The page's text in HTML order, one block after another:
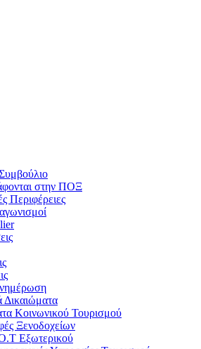
στην ΠΟΞ
Περιφέρειες
Δικαιώματα
Κοινωνικού Τουρισμού
Ξενοδοχείων
Εξωτερικού